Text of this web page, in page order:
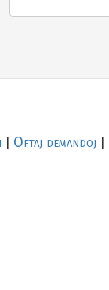
Oftaj demandoj